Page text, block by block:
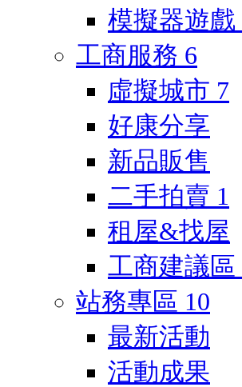
模擬器遊戲
工商服務 6
虛擬城市 7
好康分享
新品販售
二手拍賣 1
租屋&找屋
工商建議區
站務專區 10
最新活動
活動成果